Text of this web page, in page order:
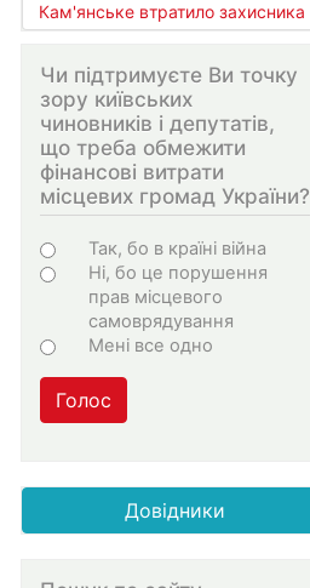
Кам'янське втратило захисника
Чи підтримуєте Ви точку
зору київських
чиновників і депутатів,
що треба обмежити
фінансові витрати
місцевих громад України?
Варіанти
Так, бо в країні війна
Ні, бо це порушення
прав місцевого
самоврядування
Мені все одно
Голос
Довідники